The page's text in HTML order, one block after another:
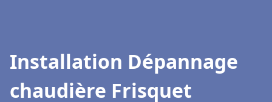
Installation Dépannage
chaudière Frisquet